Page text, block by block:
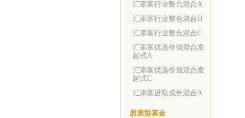
汇添富行业整合混合A
汇添富行业整合混合D
汇添富行业整合混合C
汇添富优选价值混合发
起式A
汇添富优选价值混合发
起式C
汇添富进取成长混合A
股票型基金